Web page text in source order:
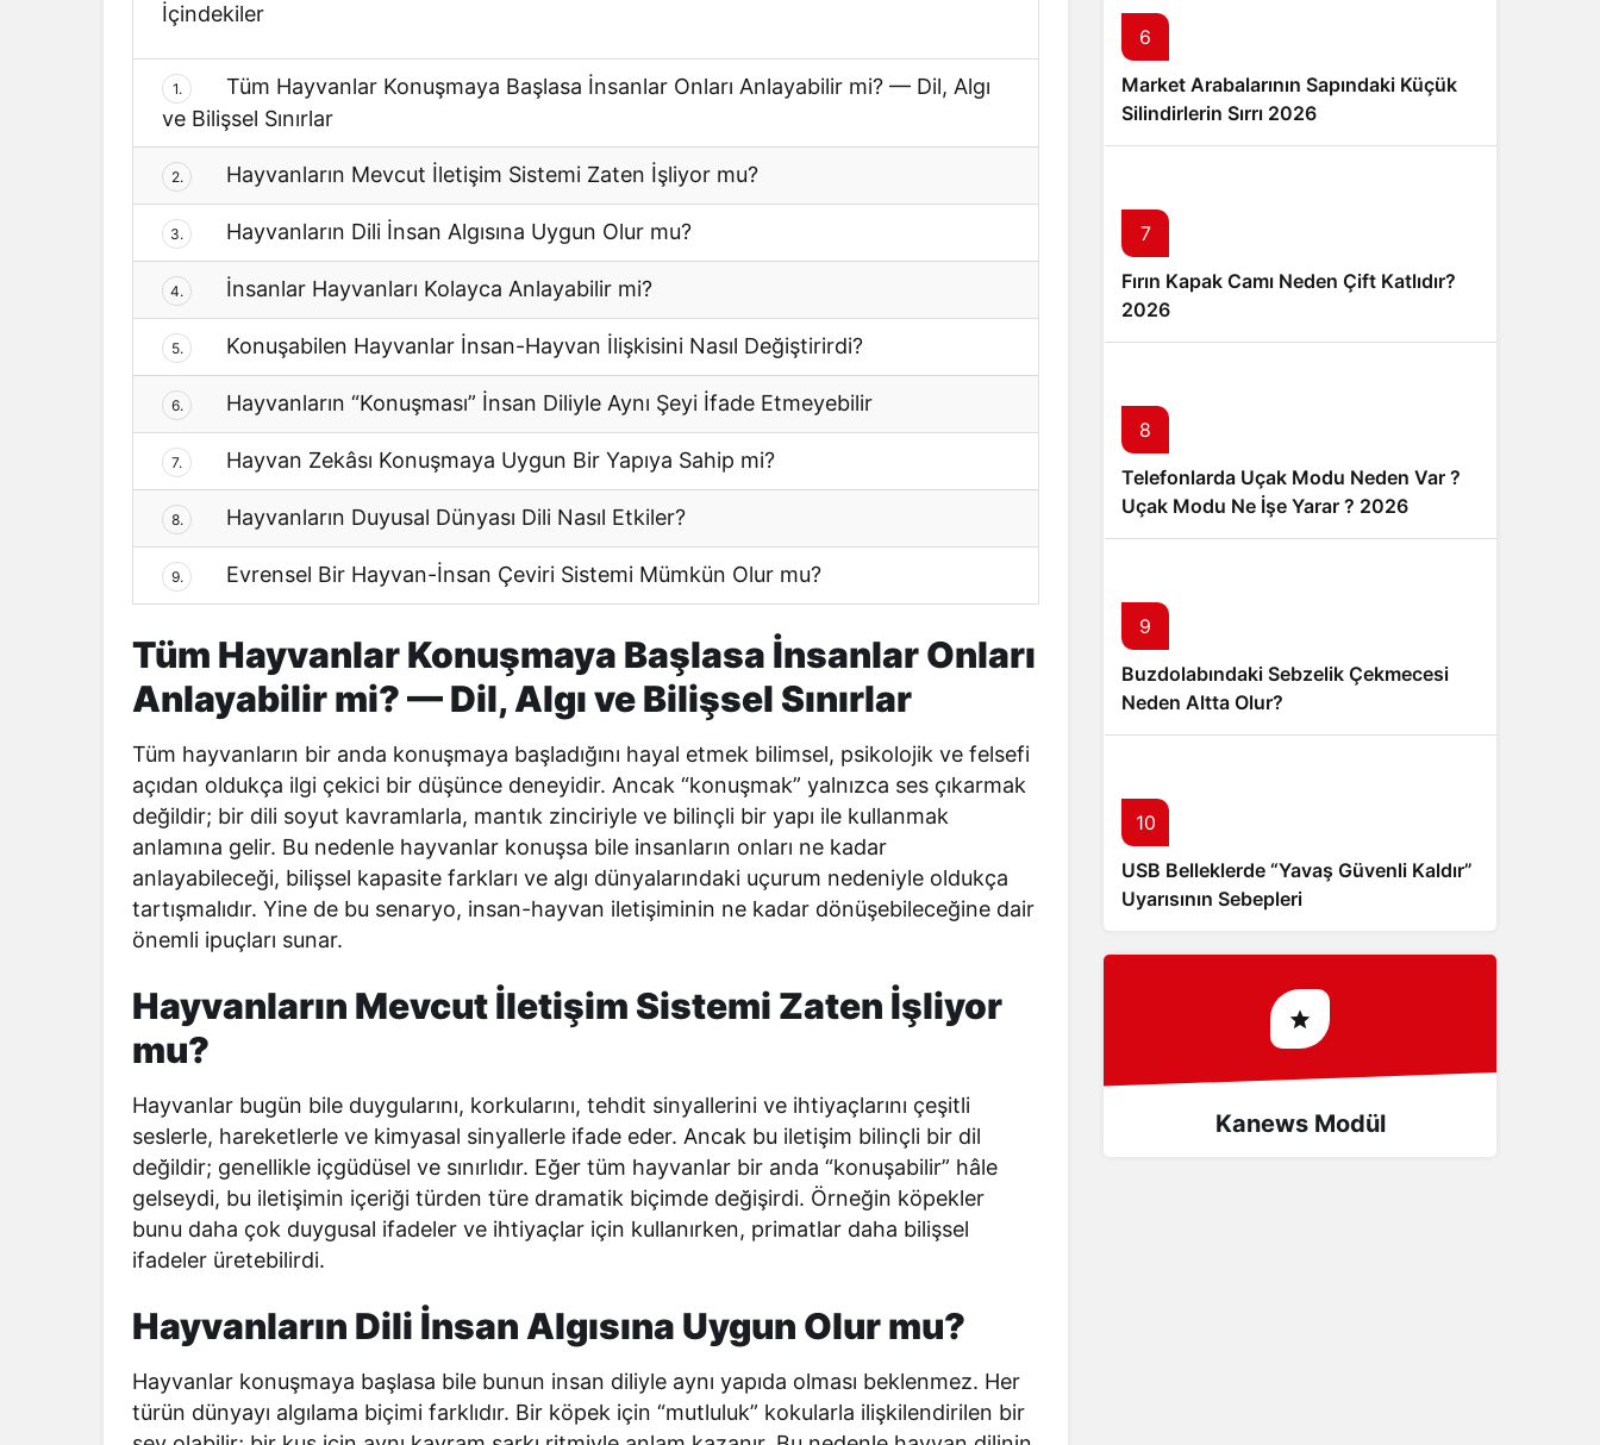
İçindekiler
1.
Tüm Hayvanlar Konuşmaya Başlasa İnsanlar Onları Anlayabilir mi? — Dil, Algı
ve Bilişsel Sınırlar
2. Hayvanların Mevcut İletişim Sistemi Zaten İşliyor mu?
3. Hayvanların Dili İnsan Algısına Uygun Olur mu?
4. İnsanlar Hayvanları Kolayca Anlayabilir mi?
5. Konuşabilen Hayvanlar İnsan-Hayvan İlişkisini Nasıl Değiştirirdi?
6. Hayvanların “Konuşması” İnsan Diliyle Aynı Şeyi İfade Etmeyebilir
7. Hayvan Zekâsı Konuşmaya Uygun Bir Yapıya Sahip mi?
8. Hayvanların Duyusal Dünyası Dili Nasıl Etkiler?
9. Evrensel Bir Hayvan-İnsan Çeviri Sistemi Mümkün Olur mu?
Tüm Hayvanlar Konuşmaya Başlasa İnsanlar Onları
Anlayabilir mi? — Dil, Algı ve Bilişsel Sınırlar
Tüm hayvanların bir anda konuşmaya başladığını hayal etmek bilimsel, psikolojik ve felsefi
açıdan oldukça ilgi çekici bir düşünce deneyidir. Ancak “konuşmak” yalnızca ses çıkarmak
değildir; bir dili soyut kavramlarla, mantık zinciriyle ve bilinçli bir yapı ile kullanmak
anlamına gelir. Bu nedenle hayvanlar konuşsa bile insanların onları ne kadar
anlayabileceği, bilişsel kapasite farkları ve algı dünyalarındaki uçurum nedeniyle oldukça
tartışmalıdır. Yine de bu senaryo, insan-hayvan iletişiminin ne kadar dönüşebileceğine dair
önemli ipuçları sunar.
Hayvanların Mevcut İletişim Sistemi Zaten İşliyor
mu?
Hayvanlar bugün bile duygularını, korkularını, tehdit sinyallerini ve ihtiyaçlarını çeşitli
seslerle, hareketlerle ve kimyasal sinyallerle ifade eder. Ancak bu iletişim bilinçli bir dil
değildir; genellikle içgüdüsel ve sınırlıdır. Eğer tüm hayvanlar bir anda “konuşabilir” hâle
gelseydi, bu iletişimin içeriği türden türe dramatik biçimde değişirdi. Örneğin köpekler
bunu daha çok duygusal ifadeler ve ihtiyaçlar için kullanırken, primatlar daha bilişsel
ifadeler üretebilirdi.
Hayvanların Dili İnsan Algısına Uygun Olur mu?
Hayvanlar konuşmaya başlasa bile bunun insan diliyle aynı yapıda olması beklenmez. Her
türün dünyayı algılama biçimi farklıdır. Bir köpek için “mutluluk” kokularla ilişkilendirilen bir
6
Market Arabalarının Sapındaki Küçük
Silindirlerin Sırrı 2026
7
Fırın Kapak Camı Neden Çift Katlıdır?
2026
8
Telefonlarda Uçak Modu Neden Var ?
Uçak Modu Ne İşe Yarar ? 2026
9
Buzdolabındaki Sebzelik Çekmecesi
Neden Altta Olur?
10
USB Belleklerde “Yavaş Güvenli Kaldır”
Uyarısının Sebepleri
Kanews Modül